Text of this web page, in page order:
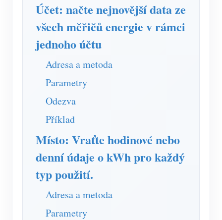
Účet: načte nejnovější data ze
všech měřičů energie v rámci
jednoho účtu
Adresa a metoda
Parametry
Odezva
Příklad
Místo: Vraťte hodinové nebo
denní údaje o kWh pro každý
typ použití.
Adresa a metoda
Parametry